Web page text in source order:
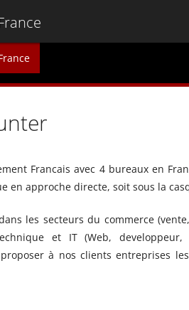
Francais avec 4 bureaux en
en approche directe, soit sous la
les secteurs du commerce
et IT (Web,
à nos clients entreprises